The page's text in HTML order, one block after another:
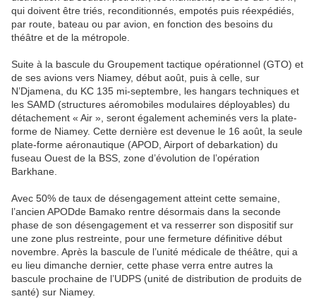
qui doivent être triés, reconditionnés, empotés puis réexpédiés,
par route, bateau ou par avion, en fonction des besoins du
théâtre et de la métropole.
Suite à la bascule du Groupement tactique opérationnel (GTO) et
de ses avions vers Niamey, début août, puis à celle, sur
N’Djamena, du KC 135 mi-septembre, les hangars techniques et
les SAMD (structures aéromobiles modulaires déployables) du
détachement « Air », seront également acheminés vers la plate-
forme de Niamey. Cette dernière est devenue le 16 août, la seule
plate-forme aéronautique (APOD, Airport of debarkation) du
fuseau Ouest de la BSS, zone d’évolution de l’opération
Barkhane.
Avec 50% de taux de désengagement atteint cette semaine,
l’ancien APODde Bamako rentre désormais dans la seconde
phase de son désengagement et va resserrer son dispositif sur
une zone plus restreinte, pour une fermeture définitive début
novembre. Après la bascule de l’unité médicale de théâtre, qui a
eu lieu dimanche dernier, cette phase verra entre autres la
bascule prochaine de l’UDPS (unité de distribution de produits de
santé) sur Niamey.